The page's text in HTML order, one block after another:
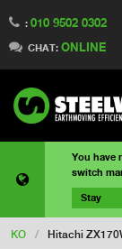
: 010 9502 0302
CHAT: ONLINE
You have
switch
Stay
KO / Hitachi